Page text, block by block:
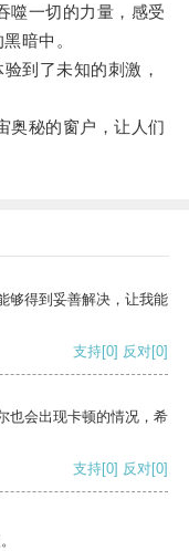
一切的力量，感受
暗中。
到了未知的刺激，
秘的窗户，让人们
够得到妥善解决，让我能
支持[0] 反对[0]
也会出现卡顿的情况，希
支持[0] 反对[0]